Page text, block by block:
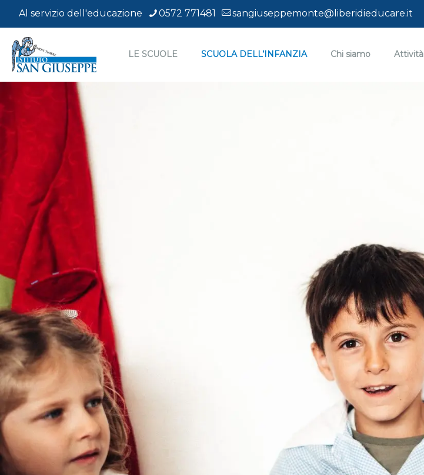
Al servizio dell'educazione 0572 771481 sangiuseppemonte@liberidieducare.it
LE SCUOLE SCUOLA DELL’INFANZIA Chi siamo Attività